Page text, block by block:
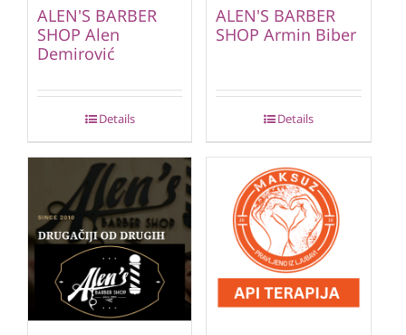
ALEN'S BARBER
SHOP Alen
Demirović
Details
ALEN'S BARBER
SHOP Armin Biber
Details